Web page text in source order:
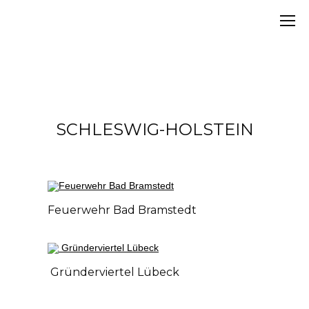
SCHLESWIG-HOLSTEIN
Feuerwehr Bad Bramstedt
Gründerviertel Lübeck